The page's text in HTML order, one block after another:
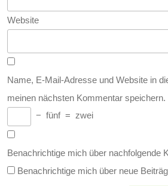
Website
Name, E-Mail-Adresse und Website in
meinen nächsten Kommentar speichern.
− fünf = zwei
Benachrichtige mich über nachfolgende
Benachrichtige mich über neue